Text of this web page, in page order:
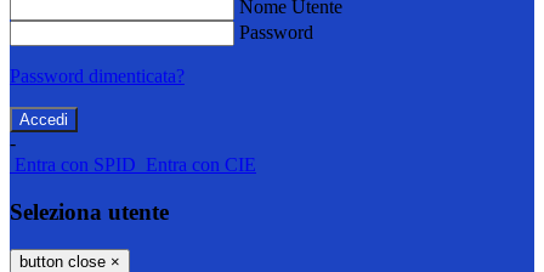
Nome Utente
Password
Password dimenticata?
-
Entra con SPID Entra con CIE
Seleziona utente
button close ×